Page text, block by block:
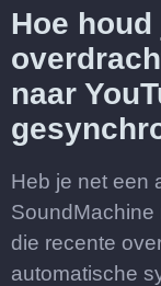
Hoe
naar
Heb je net een
SoundMachine
die recente
automatische